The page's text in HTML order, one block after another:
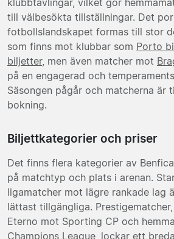
till välbesökta tillställningar. Det
fotbollslandskapet formas till stor
som finns mot klubbar som Porto
biljetter, men även matcher mot
på en engagerad och
Säsongen pågår och matcherna är
bokning.
Biljettkategorier och priser
Det finns flera kategorier av
på matchtyp och plats i arenan.
ligamatcher mot lägre rankade lag
lättast tillgängliga.
Eterno mot Sporting CP och
Champions League, lockar ett